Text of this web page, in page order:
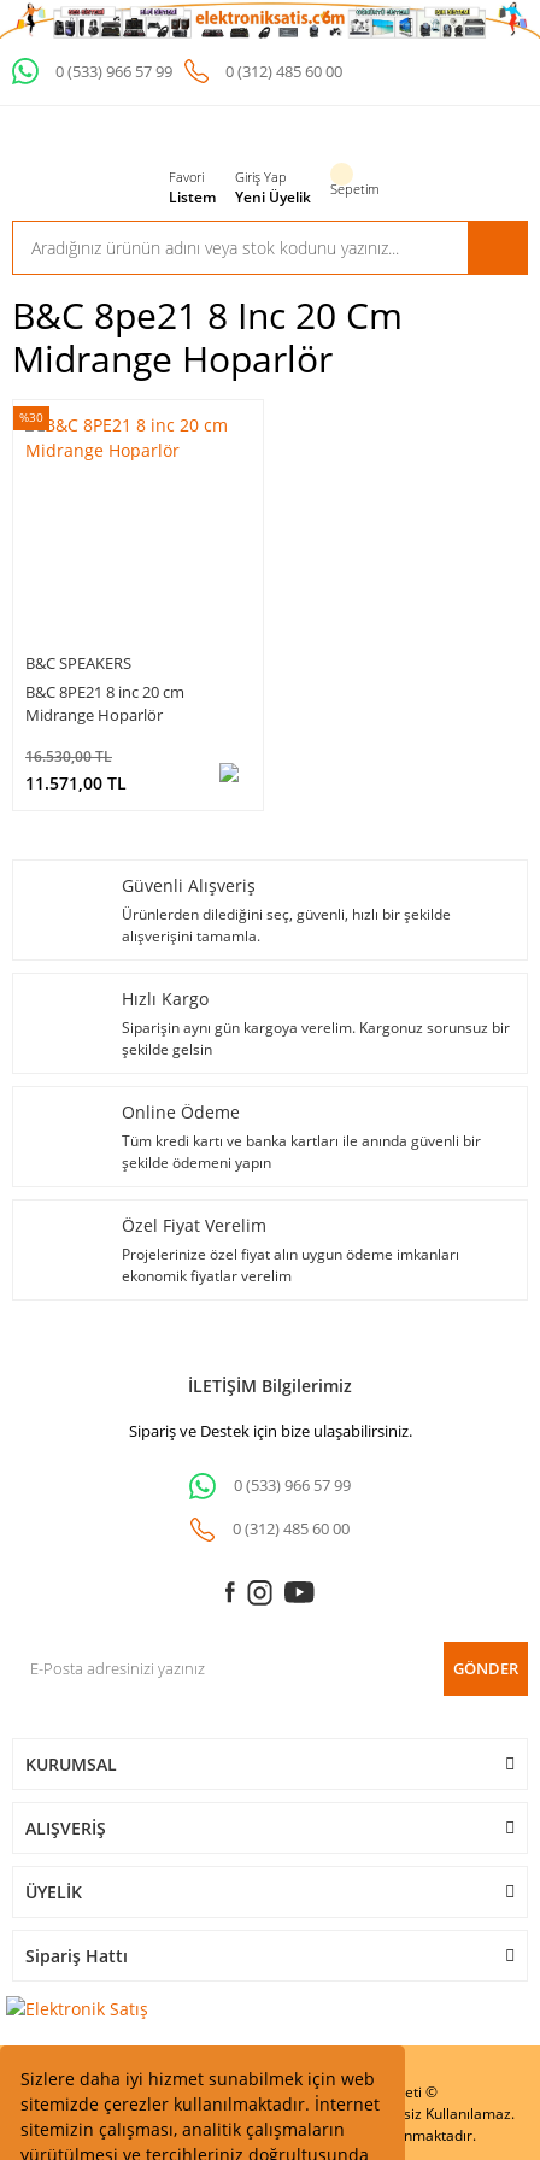
Sizlere daha iyi hizmet sunabilmek için web
sitemizde çerezler kullanılmaktadır. İnternet
sitemizin çalışması, analitik çalışmaların
yürütülmesi ve tercihleriniz doğrultusunda
0 (533) 966 57 99 0 (312) 485 60 00
Favori
Listem
Giriş Yap
Yeni Üyelik Sepetim
B&c 8pe21 8 Inc 20 Cm
Midrange Hoparlör
B&C SPEAKERS
B&C 8PE21 8 inc 20 cm
Midrange Hoparlör
%30
16.530,00 TL
11.571,00 TL
Güvenli Alışveriş
Ürünlerden dilediğini seç, güvenli, hızlı bir şekilde
alışverişini tamamla.
Hızlı Kargo
Siparişin aynı gün kargoya verelim. Kargonuz sorunsuz bir
şekilde gelsin
Online Ödeme
Tüm kredi kartı ve banka kartları ile anında güvenli bir
şekilde ödemeni yapın
Özel Fiyat Verelim
Projelerinize özel fiyat alın uygun ödeme imkanları
ekonomik fiyatlar verelim
İLETİŞİM Bilgilerimiz
Sipariş ve Destek için bize ulaşabilirsiniz.
0 (533) 966 57 99
0 (312) 485 60 00
GÖNDER
KURUMSAL
ALIŞVERİŞ
ÜYELİK
Sipariş Hattı
Start Elektronik Sanayi ve Ticaret Limited Şirketi ©
Resimler Yazılar ve İçeriklerin Tüm hakları saklıdır ve İzinsiz Kullanılamaz.
Kredi kartı bilgileriniz 256bit SSL Sertifikası ile Korunmaktadır.